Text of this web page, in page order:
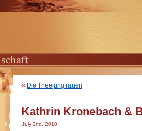
« Die Theejungfrauen
Kathrin Kronebach &
July 2nd, 2010